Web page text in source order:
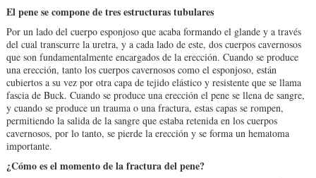
El pene se compone de tres estructuras tubulares
Por un lado del cuerpo esponjoso que acaba formando el glande y a través
del cual transcurre la uretra, y a cada lado de este, dos cuerpos cavernosos
que son fundamentalmente encargados de la erección. Cuando se produce
una erección, tanto los cuerpos cavernosos como el esponjoso, están
cubiertos a su vez por otra capa de tejido elástico y resistente que se llama
fascia de Buck. Cuando se produce una erección el pene se llena de sangre,
y cuando se produce un trauma o una fractura, estas capas se rompen,
permitiendo la salida de la sangre que estaba retenida en los cuerpos
cavernosos, por lo tanto, se pierde la erección y se forma un hematoma
importante.
¿Cómo es el momento de la fractura del pene?